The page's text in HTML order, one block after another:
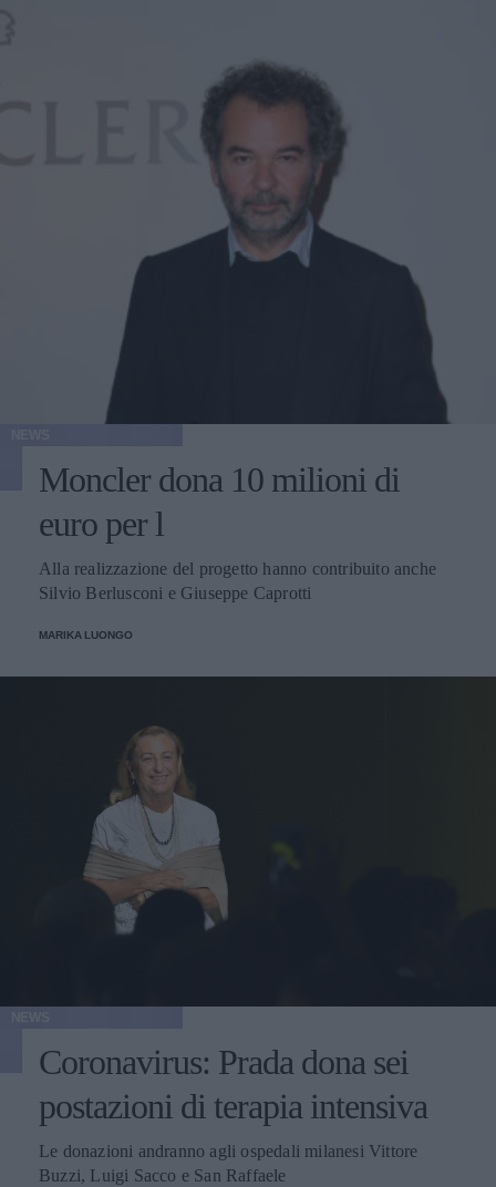
Moncler dona 10 milioni di
euro per l
Alla realizzazione del progetto hanno contribuito anche
Silvio Berlusconi e Giuseppe Caprotti
MARIKA LUONGO
Coronavirus: Prada dona sei
postazioni di terapia intensiva
Le donazioni andranno agli ospedali milanesi Vittore
Buzzi, Luigi Sacco e San Raffaele